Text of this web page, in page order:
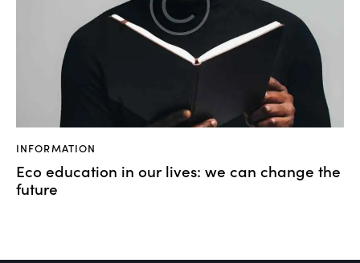
INFORMATION
Eco education in our lives: we can change the
future